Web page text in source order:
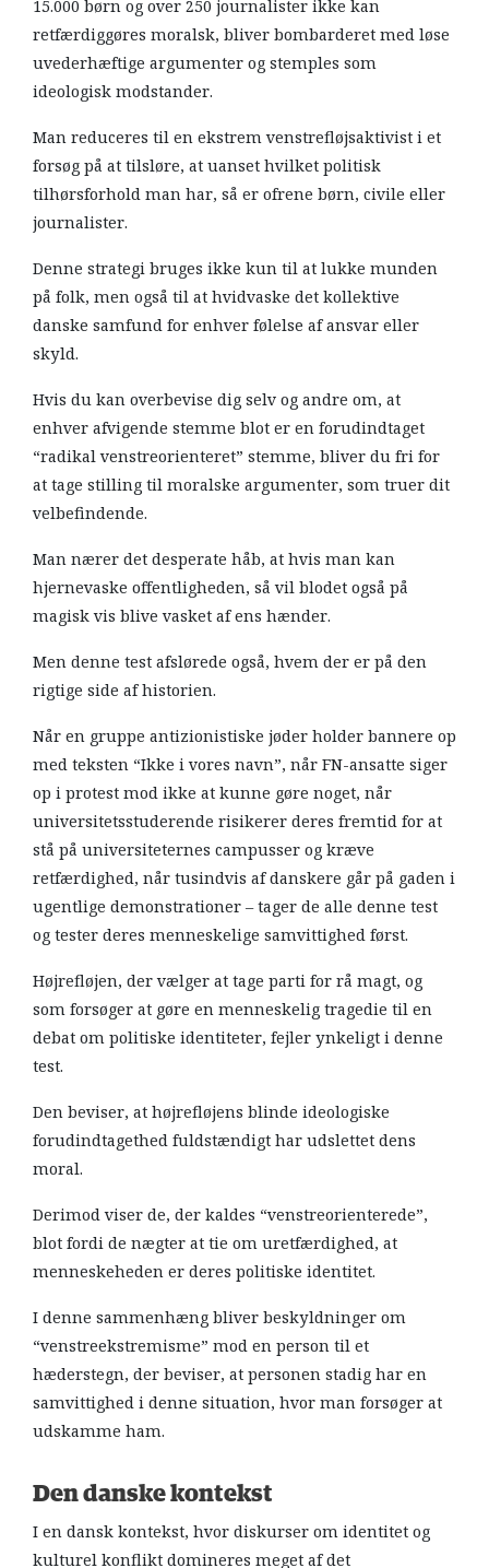
15.000 børn og over 250 journalister ikke kan
retfærdiggøres moralsk, bliver bombarderet med løse
uvederhæftige argumenter og stemples som
ideologisk modstander.
Man reduceres til en ekstrem venstrefløjsaktivist i et
forsøg på at tilsløre, at uanset hvilket politisk
tilhørsforhold man har, så er ofrene børn, civile eller
journalister.
Denne strategi bruges ikke kun til at lukke munden
på folk, men også til at hvidvaske det kollektive
danske samfund for enhver følelse af ansvar eller
skyld.
Hvis du kan overbevise dig selv og andre om, at
enhver afvigende stemme blot er en forudindtaget
“radikal venstreorienteret” stemme, bliver du fri for
at tage stilling til moralske argumenter, som truer dit
velbefindende.
Man nærer det desperate håb, at hvis man kan
hjernevaske offentligheden, så vil blodet også på
magisk vis blive vasket af ens hænder.
Men denne test afslørede også, hvem der er på den
rigtige side af historien.
Når en gruppe antizionistiske jøder holder bannere op
med teksten “Ikke i vores navn”, når FN-ansatte siger
op i protest mod ikke at kunne gøre noget, når
universitetsstuderende risikerer deres fremtid for at
stå på universiteternes campusser og kræve
retfærdighed, når tusindvis af danskere går på gaden i
ugentlige demonstrationer – tager de alle denne test
og tester deres menneskelige samvittighed først.
Højrefløjen, der vælger at tage parti for rå magt, og
som forsøger at gøre en menneskelig tragedie til en
debat om politiske identiteter, fejler ynkeligt i denne
test.
Den beviser, at højrefløjens blinde ideologiske
forudindtagethed fuldstændigt har udslettet dens
moral.
Derimod viser de, der kaldes “venstreorienterede”,
blot fordi de nægter at tie om uretfærdighed, at
menneskeheden er deres politiske identitet.
I denne sammenhæng bliver beskyldninger om
“venstreekstremisme” mod en person til et
hæderstegn, der beviser, at personen stadig har en
samvittighed i denne situation, hvor man forsøger at
udskamme ham.
Den danske kontekst
I en dansk kontekst, hvor diskurser om identitet og
kulturel konflikt domineres meget af det